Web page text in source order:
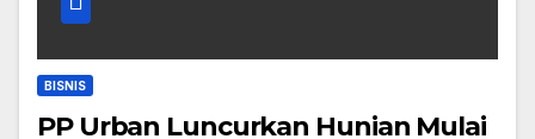
BISNIS
PP Urban Luncurkan Hunian Mulai